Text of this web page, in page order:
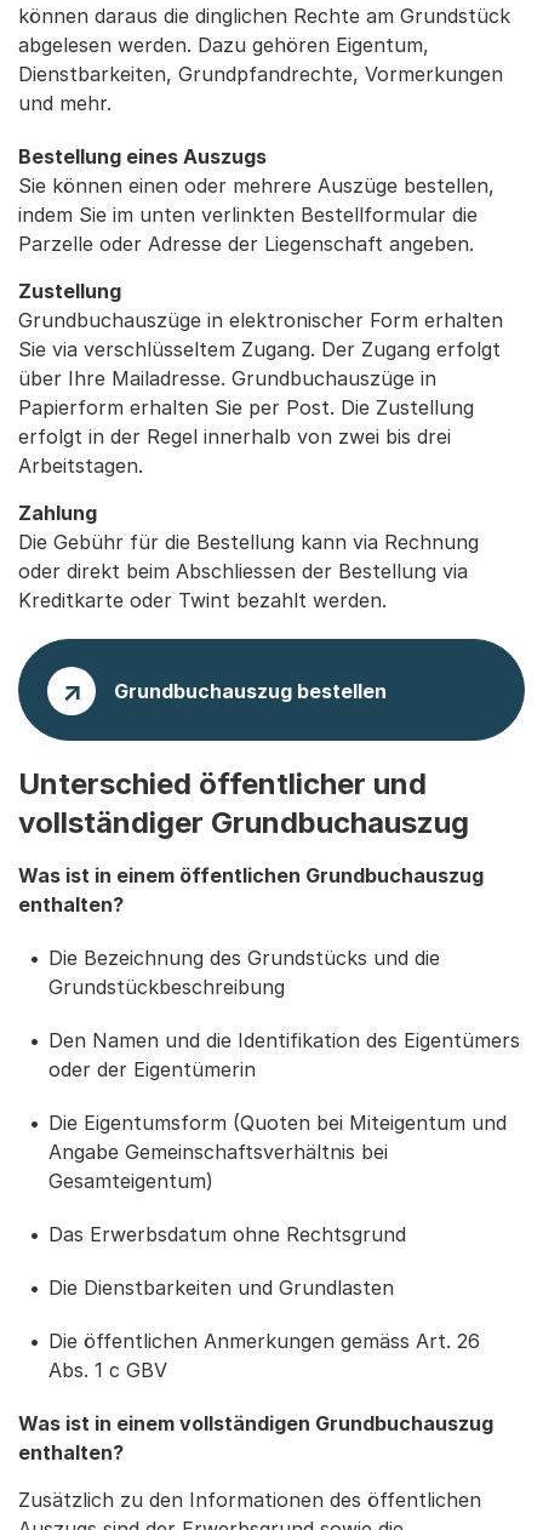
können daraus die dinglichen Rechte am Grundstück
abgelesen werden. Dazu gehören Eigentum,
Dienstbarkeiten, Grundpfandrechte, Vormerkungen
und mehr.
Bestellung eines Auszugs
Sie können einen oder mehrere Auszüge bestellen,
indem Sie im unten verlinkten Bestellformular die
Parzelle oder Adresse der Liegenschaft angeben.
Zustellung
Grundbuchauszüge in elektronischer Form erhalten
Sie via verschlüsseltem Zugang. Der Zugang erfolgt
über Ihre Mailadresse. Grundbuchauszüge in
Papierform erhalten Sie per Post. Die Zustellung
erfolgt in der Regel innerhalb von zwei bis drei
Arbeitstagen.
Zahlung
Die Gebühr für die Bestellung kann via Rechnung
oder direkt beim Abschliessen der Bestellung via
Kreditkarte oder Twint bezahlt werden.
Grundbuchauszug bestellen
Unterschied öffentlicher und
vollständiger Grundbuchauszug
Was ist in einem öffentlichen Grundbuchauszug
enthalten?
Die Bezeichnung des Grundstücks und die
Grundstückbeschreibung
Den Namen und die Identifikation des Eigentümers
oder der Eigentümerin
Die Eigentumsform (Quoten bei Miteigentum und
Angabe Gemeinschaftsverhältnis bei
Gesamteigentum)
Das Erwerbsdatum ohne Rechtsgrund
Die Dienstbarkeiten und Grundlasten
Die öffentlichen Anmerkungen gemäss Art. 26
Abs. 1 c GBV
Was ist in einem vollständigen Grundbuchauszug
enthalten?
Zusätzlich zu den Informationen des öffentlichen